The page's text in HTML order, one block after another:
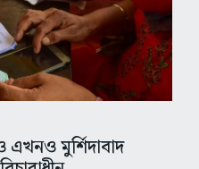
মুর্শিদাবাদ